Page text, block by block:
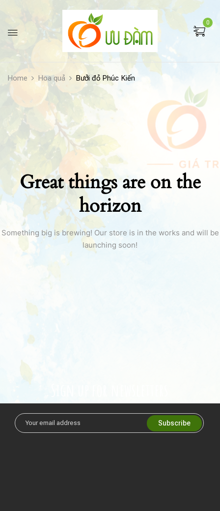
0
Home Hoa quả Bưởi đỏ Phúc Kiến
Great things are on the
horizon
Something big is brewing! Our store is in the works and will be
launching soon!